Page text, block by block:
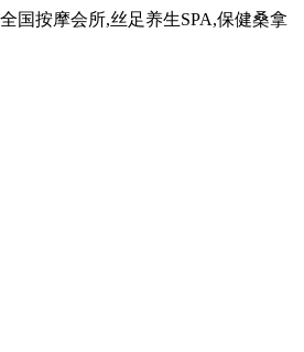
国按摩会所,丝足养生SPA,保健桑拿